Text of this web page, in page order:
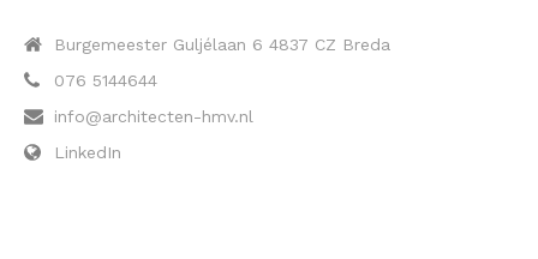
Burgemeester Guljélaan 6 4837 CZ Breda
076 5144644
info@architecten-hmv.nl
LinkedIn